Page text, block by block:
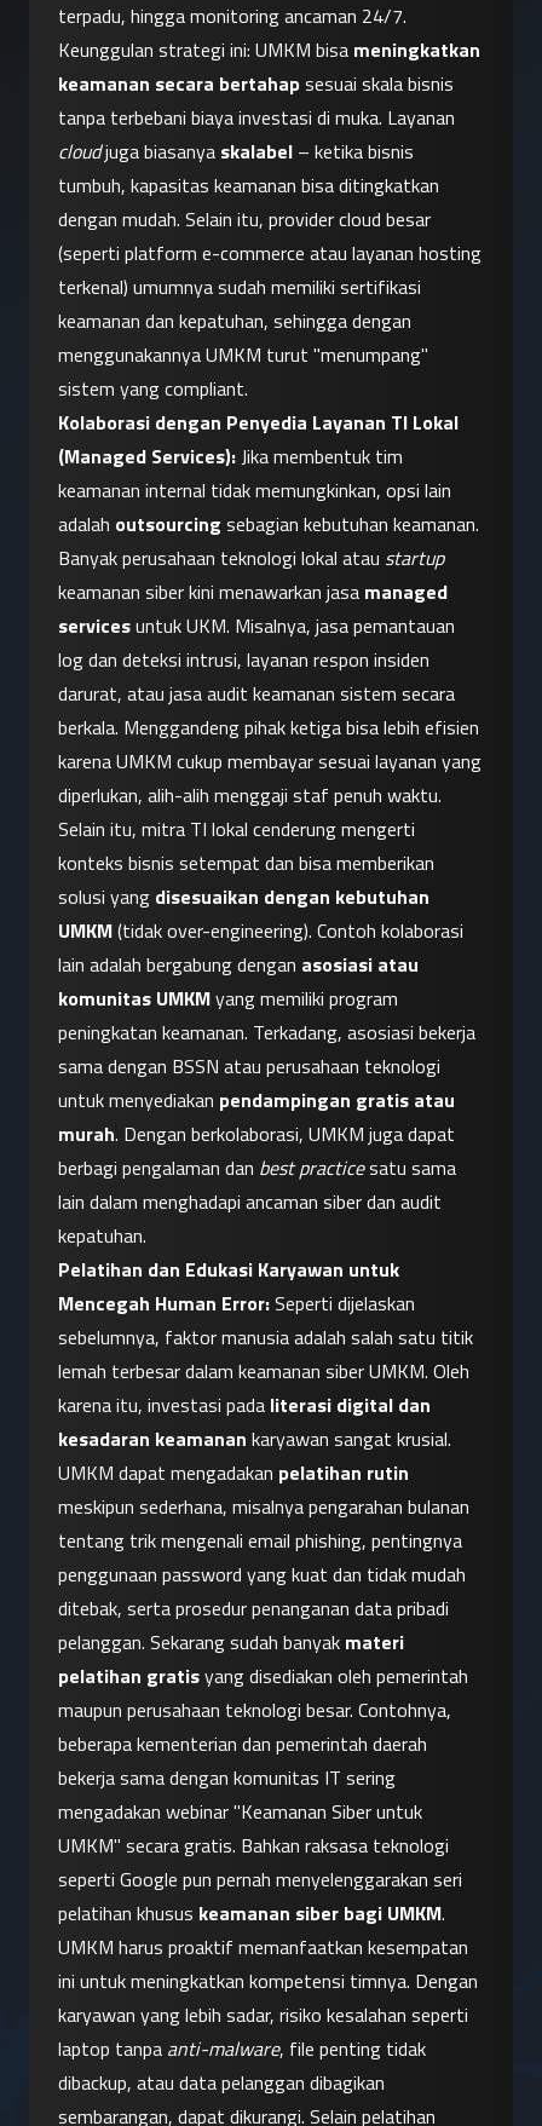
terpadu, hingga monitoring ancaman 24/7.
Keunggulan strategi ini: UMKM bisa meningkatkan
keamanan secara bertahap sesuai skala bisnis
cloud juga biasanya skalabel – ketika bisnis
tumbuh, kapasitas keamanan bisa ditingkatkan
dengan mudah. Selain itu, provider cloud besar
(seperti platform e-commerce atau layanan hosting
terkenal) umumnya sudah memiliki sertifikasi
keamanan dan kepatuhan, sehingga dengan
menggunakannya UMKM turut "menumpang"
sistem yang compliant.
Kolaborasi dengan Penyedia Layanan TI Lokal
(Managed Services): Jika membentuk tim
keamanan internal tidak memungkinkan, opsi lain
adalah outsourcing sebagian kebutuhan keamanan.
Banyak perusahaan teknologi lokal atau startup
keamanan siber kini menawarkan jasa managed
services untuk UKM. Misalnya, jasa pemantauan
log dan deteksi intrusi, layanan respon insiden
darurat, atau jasa audit keamanan sistem secara
berkala. Menggandeng pihak ketiga bisa lebih efisien
karena UMKM cukup membayar sesuai layanan yang
diperlukan, alih-alih menggaji staf penuh waktu.
Selain itu, mitra TI lokal cenderung mengerti
konteks bisnis setempat dan bisa memberikan
solusi yang disesuaikan dengan kebutuhan
UMKM (tidak over-engineering). Contoh kolaborasi
lain adalah bergabung dengan asosiasi atau
komunitas UMKM yang memiliki program
peningkatan keamanan. Terkadang, asosiasi bekerja
sama dengan BSSN atau perusahaan teknologi
untuk menyediakan pendampingan gratis atau
murah. Dengan berkolaborasi, UMKM juga dapat
berbagi pengalaman dan best practice satu sama
lain dalam menghadapi ancaman siber dan audit
kepatuhan.
Pelatihan dan Edukasi Karyawan untuk
Mencegah Human Error: Seperti dijelaskan
sebelumnya, faktor manusia adalah salah satu titik
lemah terbesar dalam keamanan siber UMKM. Oleh
karena itu, investasi pada literasi digital dan
kesadaran keamanan karyawan sangat krusial.
UMKM dapat mengadakan pelatihan rutin
meskipun sederhana, misalnya pengarahan bulanan
tentang trik mengenali email phishing, pentingnya
penggunaan password yang kuat dan tidak mudah
ditebak, serta prosedur penanganan data pribadi
pelanggan. Sekarang sudah banyak materi
pelatihan gratis yang disediakan oleh pemerintah
maupun perusahaan teknologi besar. Contohnya,
beberapa kementerian dan pemerintah daerah
bekerja sama dengan komunitas IT sering
mengadakan webinar "Keamanan Siber untuk
UMKM" secara gratis. Bahkan raksasa teknologi
seperti Google pun pernah menyelenggarakan seri
pelatihan khusus keamanan siber bagi UMKM.
UMKM harus proaktif memanfaatkan kesempatan
ini untuk meningkatkan kompetensi timnya. Dengan
karyawan yang lebih sadar, risiko kesalahan seperti
laptop tanpa anti-malware, file penting tidak
dibackup, atau data pelanggan dibagikan
sembarangan, dapat dikurangi. Selain pelatihan